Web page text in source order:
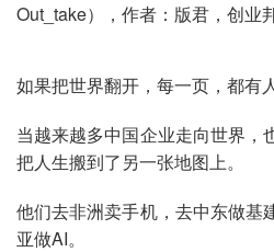
Out_take），作者：版君，创业
如果把世界翻开，每一页，都有
当越来越多中国企业走向世界，
把人生搬到了另一张地图上。
他们去非洲卖手机，去中东做基
亚做AI。